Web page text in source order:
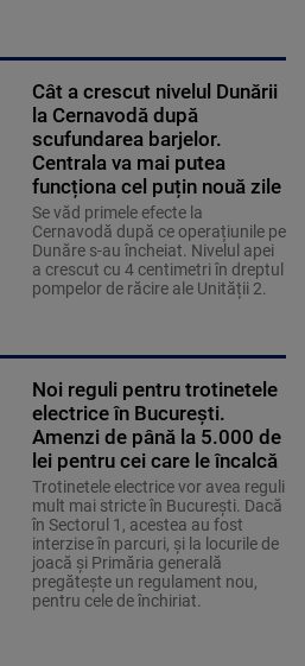
Cât a crescut nivelul Dunării
la Cernavodă după
scufundarea barjelor.
Centrala va mai putea
funcționa cel puțin nouă zile
Se văd primele efecte la
Cernavodă după ce operațiunile pe
Dunăre s-au încheiat. Nivelul apei
a crescut cu 4 centimetri în dreptul
pompelor de răcire ale Unității 2.
Noi reguli pentru trotinetele
electrice în București.
Amenzi de până la 5.000 de
lei pentru cei care le încalcă
Trotinetele electrice vor avea reguli
mult mai stricte în București. Dacă
în Sectorul 1, acestea au fost
interzise în parcuri, și la locurile de
joacă și Primăria generală
pregătește un regulament nou,
pentru cele de închiriat.